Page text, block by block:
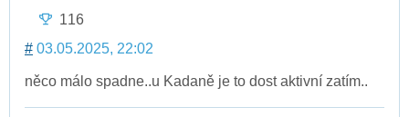
116
# 03.05.2025, 22:02
něco málo spadne..u Kadaně je to dost aktivní zatím..